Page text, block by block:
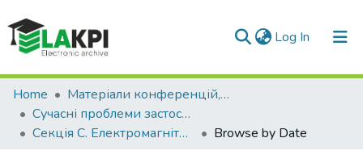
Log In (current)
Communities & Collections
All of DSpace
Home
Матеріали конференцій, семінарів і т.п.
Сучасні проблеми застосування електронних та інформаційних технологій в телекомунікаціях, телебаченні та цифровому кінематографі
Секція С. Електромагнітна сумісність, безпека та інші супутні проблеми створення систем телекомунікацій
Browse by Date